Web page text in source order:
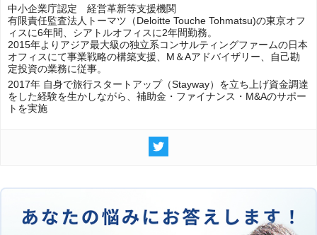
中小企業庁認定 経営革新等支援機関
有限責任監査法人トーマツ（Deloitte Touche Tohmatsu)の東京オフ
ィスに6年間、シアトルオフィスに2年間勤務。
2015年よりアジア最大級の独立系コンサルティングファームの日本
オフィスにて事業戦略の構築支援、M＆Aアドバイザリー、自己勘
定投資の業務に従事。
2017年 自身で旅行スタートアップ（Stayway）を立ち上げ資金調達
をした経験を生かしながら、補助金・ファイナンス・M&Aのサポー
トを実施